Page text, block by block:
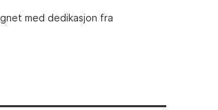
med dedikasjon fra